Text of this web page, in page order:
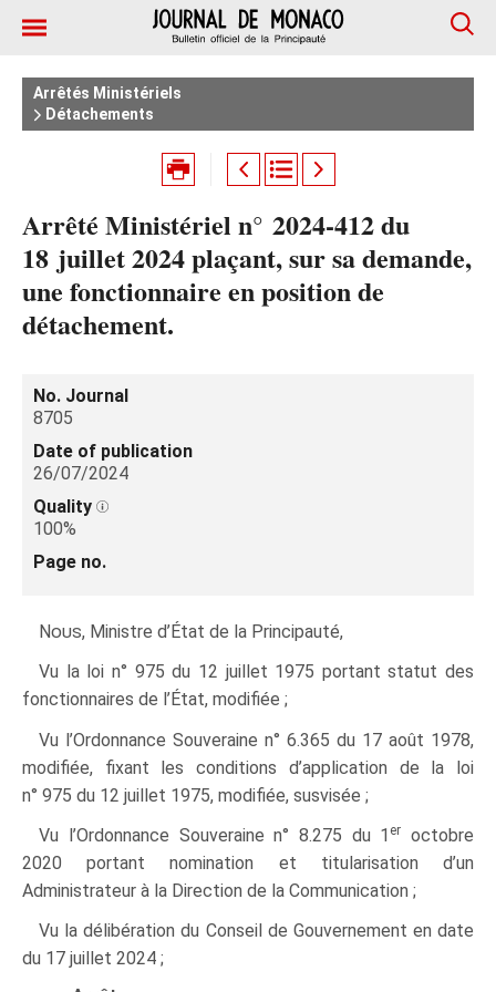
Arrêtés Ministériels
Détachements
Arrêté Ministériel n° 2024‑412 du
18 juillet 2024 plaçant, sur sa demande,
une fonctionnaire en position de
détachement.
No. Journal
8705
Date of publication
26/07/2024
Quality
100%
Page no.
Nous, Ministre d’État de la Principauté,
Vu la loi n° 975 du 12 juillet 1975 portant statut des
fonctionnaires de l’État, modifiée ;
Vu l’Ordonnance Souveraine n° 6.365 du 17 août 1978,
modifiée, fixant les conditions d’application de la loi
n° 975 du 12 juillet 1975, modifiée, susvisée ;
Vu l’Ordonnance Souveraine n° 8.275 du 1 er
octobre
2020 portant nomination et titularisation d’un
Administrateur à la Direction de la Communication ;
Vu la délibération du Conseil de Gouvernement en date
du 17 juillet 2024 ;